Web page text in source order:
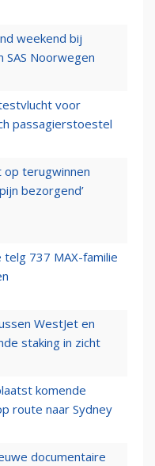
weekend bij
SAS Noorwegen
voor
passagierstoestel
op terugwinnen
bezorgend’
737 MAX-familie
WestJet en
staking in zicht
komende
route naar Sydney
documentaire